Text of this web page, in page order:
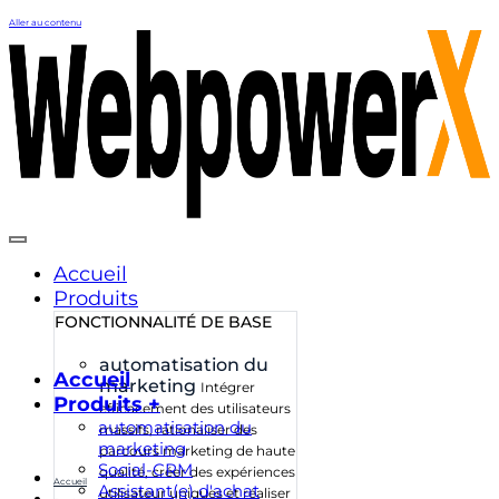
Aller au contenu
Accueil
Produits
FONCTIONNALITÉ DE BASE
automatisation du
marketing Intégrer
efficacement des utilisateurs
massifs, rationaliser des
parcours marketing de haute
qualité, créer des expériences
utilisateur uniques et réaliser
Accueil
Produits +
automatisation du
marketing
Social-CRM
Assistant(e) d'achat
Accueil